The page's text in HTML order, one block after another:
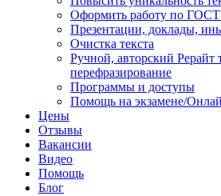
Оформить работу по
Презентации, доклады,
Очистка текста
Ручной, авторский Рерайт
перефразирование
Программы и доступы
Помощь на экзамене/
Цены
Отзывы
Вакансии
Видео
Помощь
Блог